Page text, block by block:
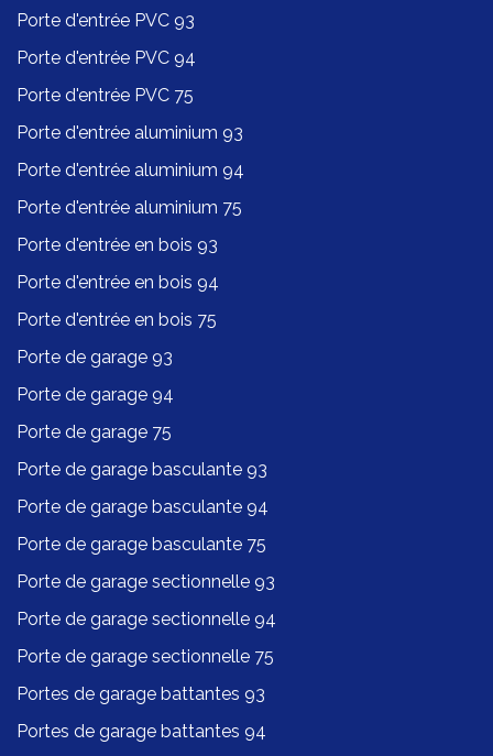
Porte d'entrée PVC 93
Porte d'entrée PVC 94
Porte d'entrée PVC 75
Porte d'entrée aluminium 93
Porte d'entrée aluminium 94
Porte d'entrée aluminium 75
Porte d'entrée en bois 93
Porte d'entrée en bois 94
Porte d'entrée en bois 75
Porte de garage 93
Porte de garage 94
Porte de garage 75
Porte de garage basculante 93
Porte de garage basculante 94
Porte de garage basculante 75
Porte de garage sectionnelle 93
Porte de garage sectionnelle 94
Porte de garage sectionnelle 75
Portes de garage battantes 93
Portes de garage battantes 94